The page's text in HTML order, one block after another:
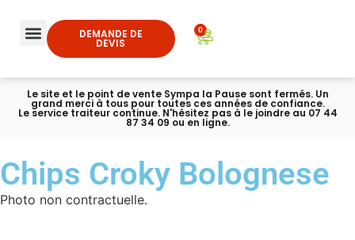
DEMANDE DE
DEVIS
0
Le site et le point de vente Sympa la Pause sont fermés. Un
grand merci à tous pour toutes ces années de confiance.
Le service traiteur continue. N'hésitez pas à le joindre au 07 44
87 34 09 ou en ligne.
Chips Croky Bolognese
Photo non contractuelle.